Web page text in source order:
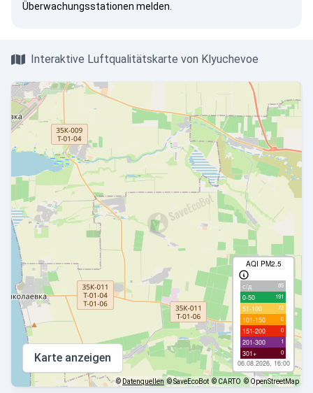
Überwachungsstationen melden.
Interaktive Luftqualitätskarte von Klyuchevoe
AQI PM2.5
с/д 85
0-50 191
51-100 72
101-150 0
151-200 0
201-300 1
301+ 0
06.08.2026, 16:00
Karte anzeigen
© Datenquellen © SaveEcoBot © CARTO © OpenStreetMap